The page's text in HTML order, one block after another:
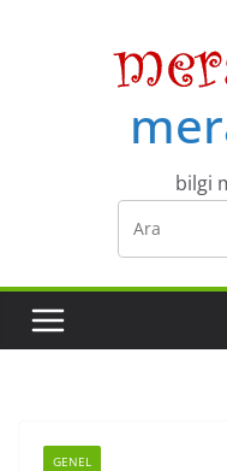
bilgi
GENEL